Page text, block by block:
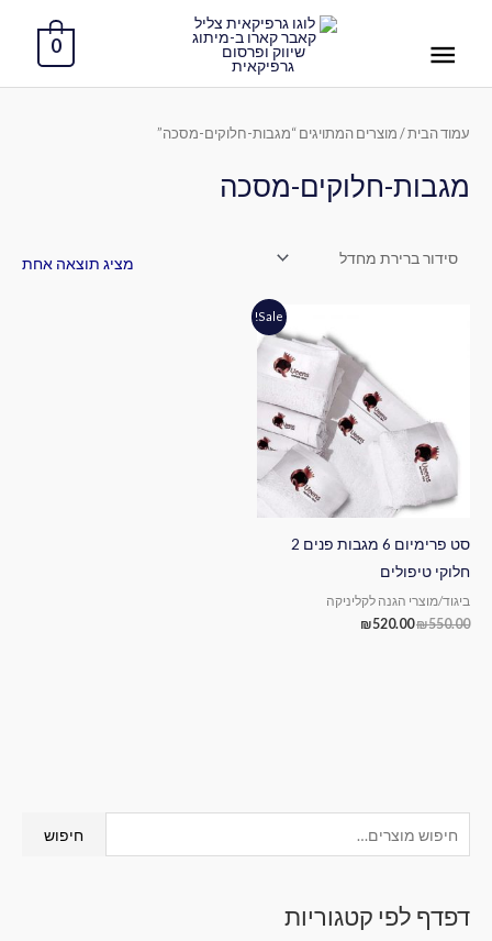
ראשי
0
י
ו
חיפוש
דפדף לפי קטגוריות
עמוד הבית/ מוצרים המתויגים “מגבות-חלוקים-מסכה”
מגבות-חלוקים-מסכה
מציג תוצאה אחת
Sale!
סט פרימיום 6 מגבות פנים 2
חלוקי טיפולים
ביגוד/מוצרי הגנה לקליניקה
₪550.00
₪550.00.
₪520.00
הוא:
₪520.00.